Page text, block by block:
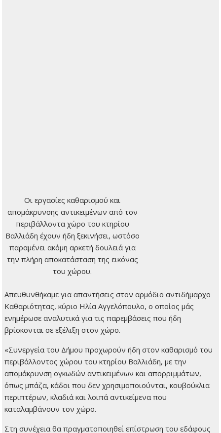
Οι εργασίες καθαρισμού και
απομάκρυνσης αντικειμένων από τον
περιβάλλοντα χώρο του κτηρίου
Βαλλιάδη έχουν ήδη ξεκινήσει, ωστόσο
παραμένει ακόμη αρκετή δουλειά για
την πλήρη αποκατάσταση της εικόνας
του χώρου.
Απευθυνθήκαμε για απαντήσεις στον αρμόδιο αντιδήμαρχο
Καθαριότητας, κύριο Ηλία Αγγελόπουλο, ο οποίος μάς
ενημέρωσε αναλυτικά για τις παρεμβάσεις που ήδη
βρίσκονται σε εξέλιξη στον χώρο.
«Συνεργεία του Δήμου προχωρούν ήδη στον καθαρισμό του
περιβάλλοντος χώρου του κτηρίου Βαλλιάδη, με την
απομάκρυνση ογκωδών αντικειμένων και απορριμμάτων,
όπως μπάζα, κάδοι που δεν χρησιμοποιούνται, κουβούκλια
περιπτέρων, κλαδιά και λοιπά αντικείμενα που
καταλαμβάνουν τον χώρο.
Στη συνέχεια θα πραγματοποιηθεί επίστρωση του εδάφους